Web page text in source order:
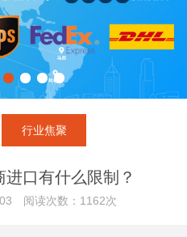
行业焦聚
口有什么限制？
阅读次数：1162次